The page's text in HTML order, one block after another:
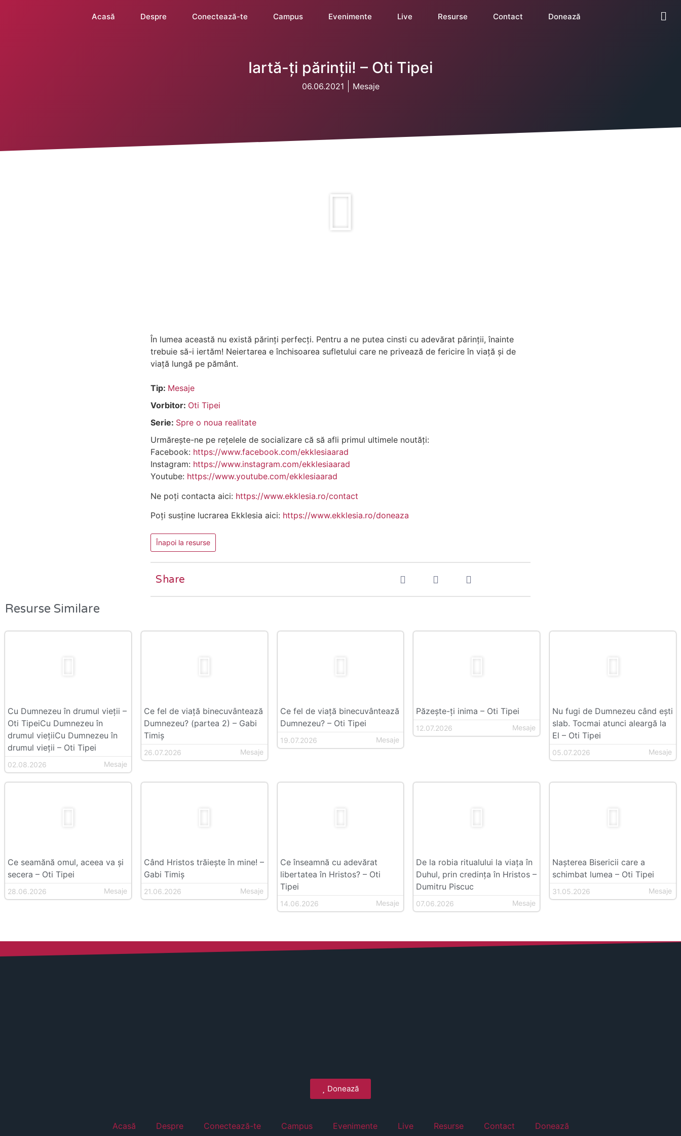
Acasă Despre Conectează-te Campus Evenimente Live Resurse Contact Donează
Iartă-ți părinții! – Oti Tipei
06.06.2021 Mesaje
În lumea această nu există părinți perfecți. Pentru a ne putea cinsti cu adevărat părinții, înainte
trebuie să-i iertăm! Neiertarea e închisoarea sufletului care ne privează de fericire în viață și de
viață lungă pe pământ.
Tip: Mesaje
Vorbitor: Oti Tipei
Serie: Spre o noua realitate
Urmărește-ne pe rețelele de socializare că să afli primul ultimele noutăți:
Facebook: https://www.facebook.com/ekklesiaarad
Instagram: https://www.instagram.com/ekklesiaarad
Youtube: https://www.youtube.com/ekklesiaarad
Ne poți contacta aici: https://www.ekklesia.ro/contact
Poți susține lucrarea Ekklesia aici: https://www.ekklesia.ro/doneaza
Înapoi la resurse
Share
Resurse Similare
Cu Dumnezeu în drumul vieții –
Oti TipeiCu Dumnezeu în
drumul viețiiCu Dumnezeu în
drumul vieții – Oti Tipei
02.08.2026 Mesaje
Ce fel de viață binecuvântează
Dumnezeu? (partea 2) – Gabi
Timiș
26.07.2026 Mesaje
Ce fel de viață binecuvântează
Dumnezeu? – Oti Tipei
19.07.2026 Mesaje
Păzește-ți inima – Oti Tipei
12.07.2026 Mesaje
Nu fugi de Dumnezeu când ești
slab. Tocmai atunci aleargă la
El – Oti Tipei
05.07.2026 Mesaje
Ce seamănă omul, aceea va și
secera – Oti Tipei
28.06.2026 Mesaje
Când Hristos trăiește în mine! –
Gabi Timiș
21.06.2026 Mesaje
Ce înseamnă cu adevărat
libertatea în Hristos? – Oti
Tipei
14.06.2026 Mesaje
De la robia ritualului la viața în
Duhul, prin credința în Hristos –
Dumitru Piscuc
07.06.2026 Mesaje
Nașterea Bisericii care a
schimbat lumea – Oti Tipei
31.05.2026 Mesaje
Donează
Acasă Despre Conectează-te Campus Evenimente Live Resurse Contact Donează